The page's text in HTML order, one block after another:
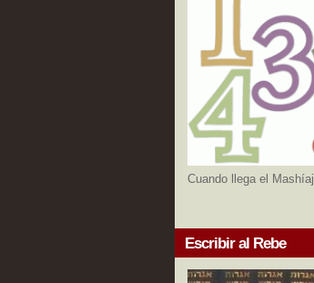
Cuando llega el Mashíaj
Escribir al Rebe